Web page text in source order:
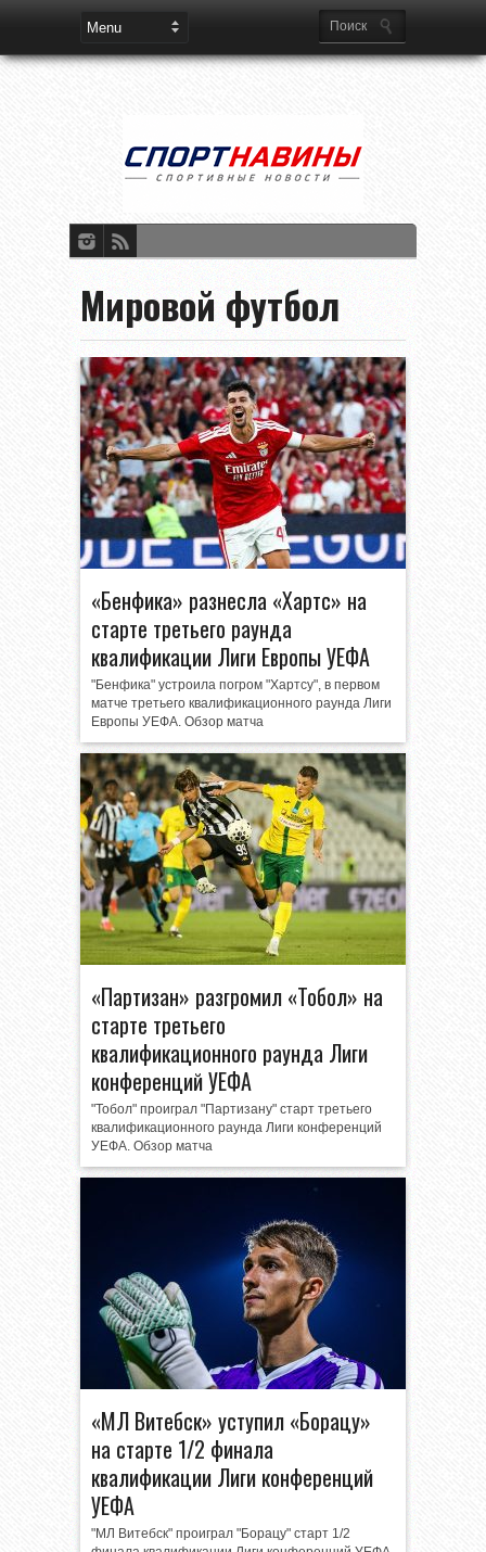
Мировой футбол
«Бенфика» разнесла «Хартс» на
старте третьего раунда
квалификации Лиги Европы УЕФА
"Бенфика" устроила погром "Хартсу", в первом
матче третьего квалификационного раунда Лиги
Европы УЕФА. Обзор матча
«Партизан» разгромил «Тобол» на
старте третьего
квалификационного раунда Лиги
конференций УЕФА
"Тобол" проиграл "Партизану" старт третьего
квалификационного раунда Лиги конференций
УЕФА. Обзор матча
«МЛ Витебск» уступил «Борацу»
на старте 1/2 финала
квалификации Лиги конференций
УЕФА
"МЛ Витебск" проиграл "Борацу" старт 1/2